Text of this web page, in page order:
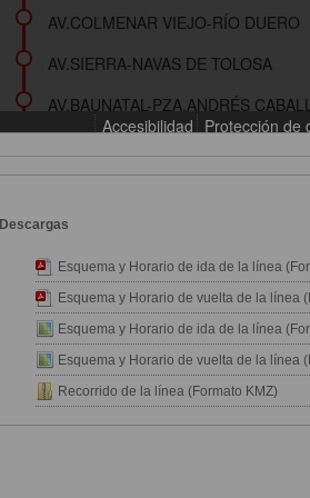
Descargas
Esquema y Horario de ida de la línea
Esquema y Horario de vuelta de la línea
Esquema y Horario de ida de la línea
Esquema y Horario de vuelta de la línea
Recorrido de la línea (Formato KMZ)